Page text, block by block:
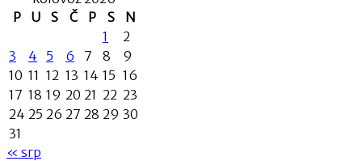
P
U S Č P S
N
1
2
3
4 5 6 7 8
9
10 11 12 13 14 15 16
17 18 19 20 21 22 23
24 25 26 27 28 29 30
31
« srp